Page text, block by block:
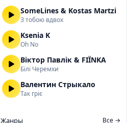
SomeLines & Kostas Martzi
З тобою вдвох
Ksenia K
Oh No
Віктор Павлік & FIЇNKA
Білі Черемхи
Валентин Стрыкало
Так гріє
Жанры Все →